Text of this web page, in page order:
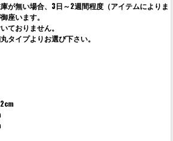
が無い場合、3日～2週間程度（アイテムによりま
座います。
ておりません。
タイプよりお選び下さい。